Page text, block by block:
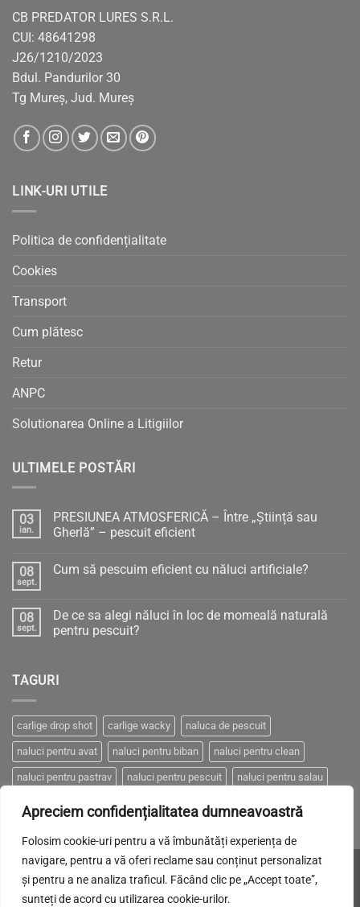
Apreciem confidențialitatea dumneavoastră
Folosim cookie-uri pentru a vă îmbunătăți experiența de
navigare, pentru a vă oferi reclame sau conținut personalizat
și pentru a ne analiza traficul. Făcând clic pe „Accept toate”,
sunteți de acord cu utilizarea cookie-urilor.
CB PREDATOR LURES S.R.L.
CUI: 48641298
J26/1210/2023
Bdul. Pandurilor 30
Tg Mureș, Jud. Mureș
LINK-URI UTILE
Politica de confidențialitate
Cookies
Transport
Cum plătesc
Retur
ANPC
Solutionarea Online a Litigiilor
ULTIMELE POSTĂRI
03
ian.
PRESIUNEA ATMOSFERICĂ – Între „Știință sau
Gherlă” – pescuit eficient
la
Între
„Știință
sau
eficient
08
sept.
Cum să pescuim eficient cu năluci artificiale?
Cum
să
pescuim
artificiale?
08
sept.
De ce sa alegi năluci în loc de momeală naturală
pentru pescuit?
De
năluci
în
loc
de
momeală
naturală
pentru
TAGURI
carlige drop shot carlige wacky naluca de pescuit
naluci pentru avat naluci pentru biban naluci pentru clean
naluci pentru pastrav naluci pentru pescuit naluci pentru salau
naluci pentru somn naluci pentru stiuca
Made with LOVE byBrand-it. Visa MasterCardCash